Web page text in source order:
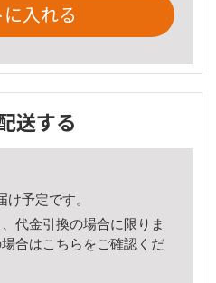
入れる
送する
け予定です。
代金引換の場合に限りま
合はこちら をご確認くだ